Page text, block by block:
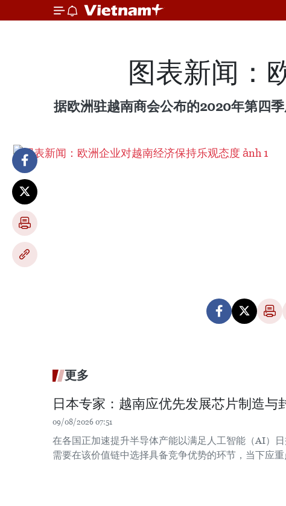
图表新闻：
据欧洲驻越南商会公布的2020年第四
更多
日本专家：越南应优先发展芯片制造与
09/08/2026 07:51
在各国正加速提升半导体产能以满足人工智能（AI）
需要在该价值链中选择具备竞争优势的环节，当下应重